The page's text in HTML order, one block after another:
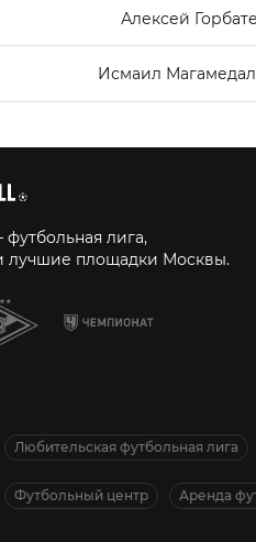
Алексей
Исмаил
лига,
лучшие площадки Москвы.
Любительская футбольная лига
Футбольный центр Аренда